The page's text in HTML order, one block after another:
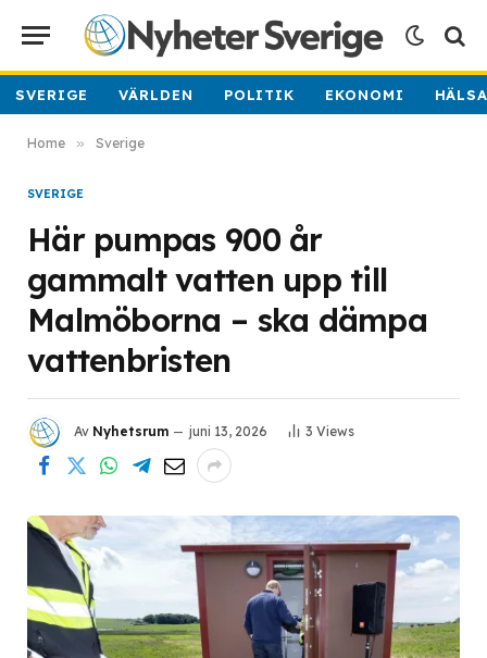
SVERIGE VÄRLDEN POLITIK EKONOMI
Home » Sverige
SVERIGE
Här pumpas 900 år
gammalt vatten upp till
Malmöborna – ska dämpa
vattenbristen
Av Nyhetsrum juni 13, 2026 3 Views